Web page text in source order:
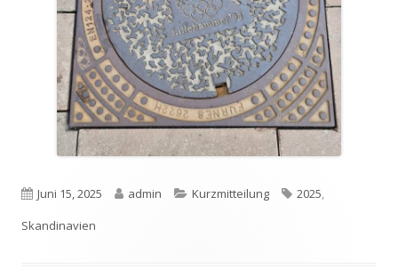
Veröffentlicht
am
Juni 15, 2025 Autor
admin Kategorien
Kurzmitteilung Schlagwörter
2025
Skandinavien